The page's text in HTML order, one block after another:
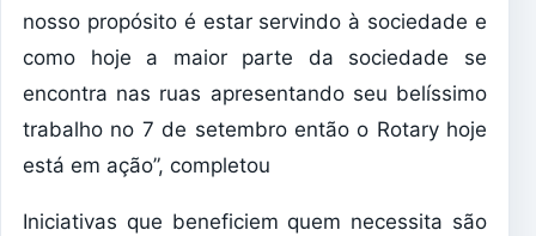
nosso propósito é estar servindo à sociedade e
como hoje a maior parte da sociedade se
encontra nas ruas apresentando seu belíssimo
trabalho no 7 de setembro então o Rotary hoje
está em ação”, completou
Iniciativas que beneficiem quem necessita são